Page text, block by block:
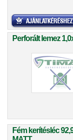
Perforált lemez
Fém kerítésléc